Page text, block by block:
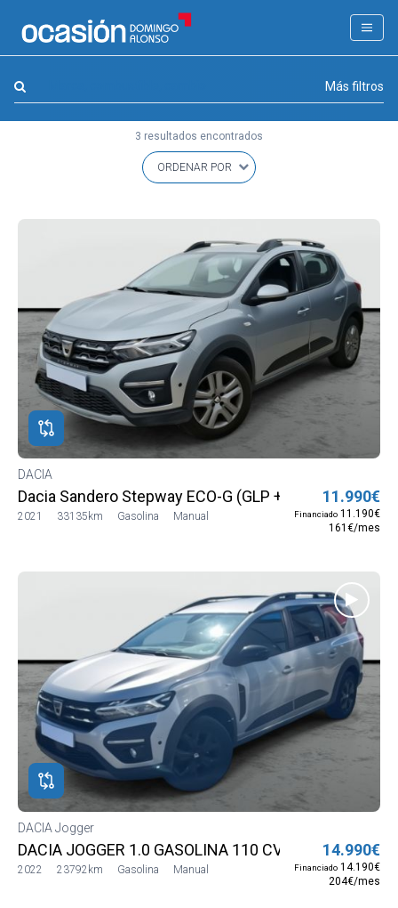
FILTROS
KM 0
Combustible y cambio (0)
Precio y cuota (0)
Carrocería, año y Kms. (0)
Más filtros
3 resultados encontrados
DACIA
Dacia Sandero Stepway ECO-G (GLP + Gasolina)
2021 33135km Gasolina Manual
11.990€
Financiado 11.190€
161€/mes
DACIA Jogger
DACIA JOGGER 1.0 GASOLINA 110 CV
2022 23792km Gasolina Manual
14.990€
Financiado 14.190€
204€/mes